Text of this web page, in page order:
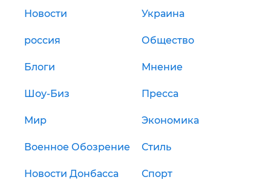
Новости Украина
россия Общество
Блоги Мнение
Шоу-Биз Пресса
Мир Экономика
Военное Обозрение Стиль
Новости Донбасса Спорт